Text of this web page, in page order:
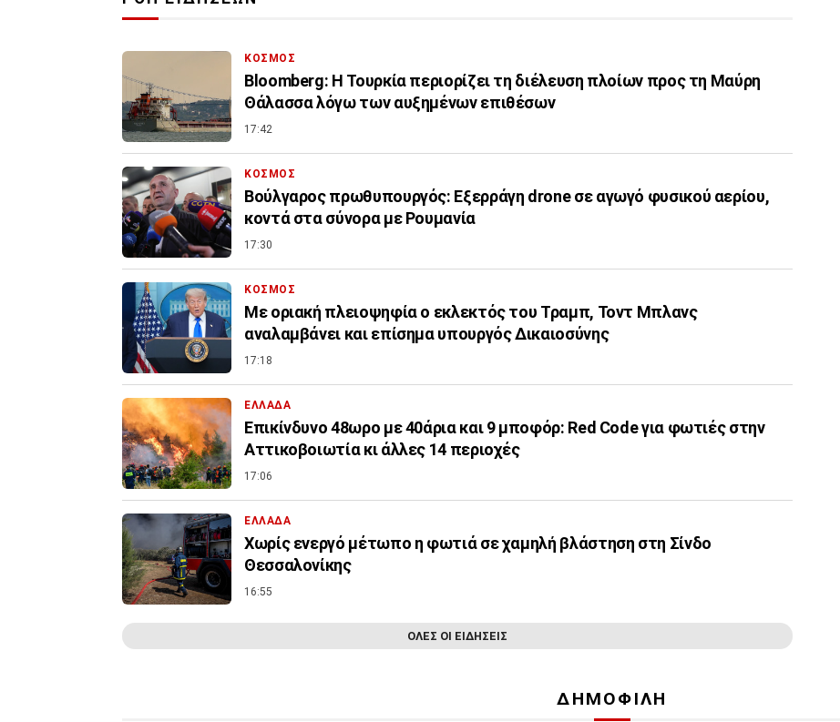
ΚΟΣΜΟΣ
Bloomberg: Η Τουρκία περιορίζει τη διέλευση πλοίων προς τη Μαύρη
Θάλασσα λόγω των αυξημένων επιθέσων
17:42
ΚΟΣΜΟΣ
Βούλγαρος πρωθυπουργός: Εξερράγη drone σε αγωγό φυσικού αερίου,
κοντά στα σύνορα με Ρουμανία
17:30
ΚΟΣΜΟΣ
Με οριακή πλειοψηφία ο εκλεκτός του Τραμπ, Τοντ Μπλανς
αναλαμβάνει και επίσημα υπουργός Δικαιοσύνης
17:18
ΕΛΛΑΔΑ
Επικίνδυνο 48ωρο με 40άρια και 9 μποφόρ: Red Code για φωτιές στην
Αττικοβοιωτία κι άλλες 14 περιοχές
17:06
ΕΛΛΑΔΑ
Χωρίς ενεργό μέτωπο η φωτιά σε χαμηλή βλάστηση στη Σίνδο
Θεσσαλονίκης
16:55
ΟΛΕΣ ΟΙ ΕΙΔΗΣΕΙΣ
ΔΗΜΟΦΙΛΗ